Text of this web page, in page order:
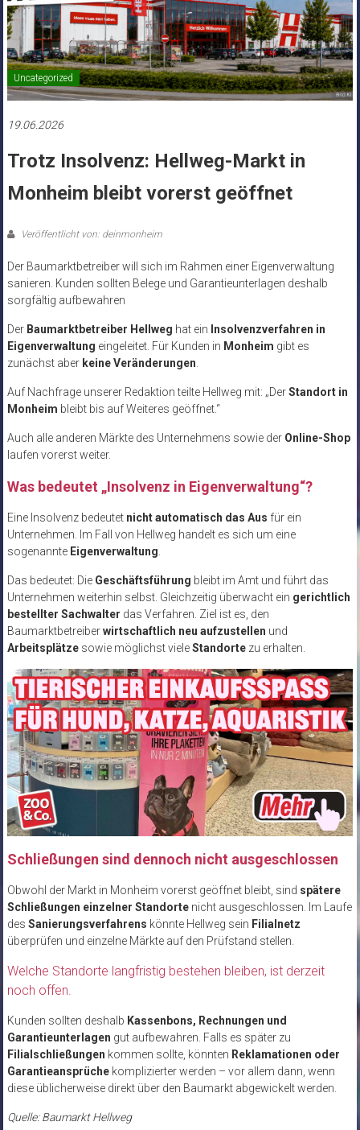
Uncategorized
19.06.2026
Trotz Insolvenz: Hellweg-Markt in
Monheim bleibt vorerst geöffnet
Veröffentlicht von: deinmonheim
Der Baumarktbetreiber will sich im Rahmen einer Eigenverwaltung
sanieren. Kunden sollten Belege und Garantieunterlagen deshalb
sorgfältig aufbewahren
Der Baumarktbetreiber Hellweg hat ein Insolvenzverfahren in
Eigenverwaltung eingeleitet. Für Kunden in Monheim gibt es
zunächst aber keine Veränderungen.
Auf Nachfrage unserer Redaktion teilte Hellweg mit: „DerStandort in
Monheim bleibt bis auf Weiteres geöffnet.“
Auch alle anderen Märkte des Unternehmens sowie der Online-Shop
laufen vorerst weiter.
Was bedeutet „Insolvenz in Eigenverwaltung“?
Eine Insolvenz bedeutet nicht automatisch das Aus für ein
Unternehmen. Im Fall von Hellweg handelt es sich um eine
sogenannte Eigenverwaltung.
Das bedeutet: Die Geschäftsführung bleibt im Amt und führt das
Unternehmen weiterhin selbst. Gleichzeitig überwacht ein gerichtlich
bestellter Sachwalter das Verfahren. Ziel ist es, den
Baumarktbetreiberwirtschaftlich neu aufzustellen und
Arbeitsplätzesowie möglichst vieleStandortezu erhalten.
Schließungen sind dennoch nicht ausgeschlossen
Obwohl der Markt in Monheim vorerst geöffnet bleibt, sind spätere
Schließungen einzelner Standortenicht ausgeschlossen. Im Laufe
des Sanierungsverfahrens könnte Hellweg sein Filialnetz
überprüfen und einzelne Märkte auf den Prüfstand stellen.
Welche Standorte langfristig bestehen bleiben, ist derzeit
noch offen.
Kunden sollten deshalb Kassenbons, Rechnungen und
Garantieunterlagen gut aufbewahren. Falls es später zu
Filialschließungen kommen sollte, könnten Reklamationen oder
Garantieansprüchekomplizierter werden – vor allem dann, wenn
diese üblicherweise direkt über den Baumarkt abgewickelt werden.
Quelle: Baumarkt Hellweg